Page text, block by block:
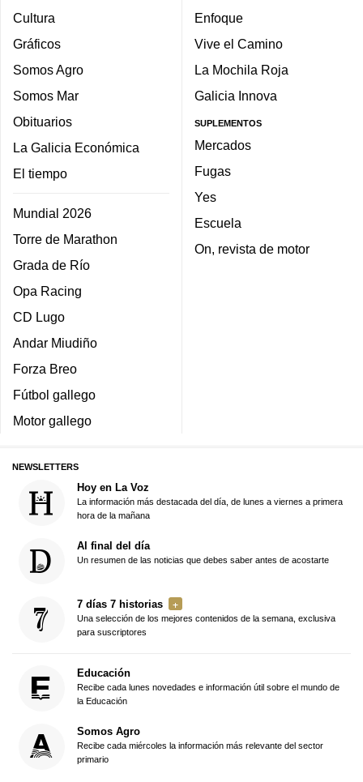
Cultura
Gráficos
Somos Agro
Somos Mar
Obituarios
La Galicia Económica
El tiempo
Mundial 2026
Torre de Marathon
Grada de Río
Opa Racing
CD Lugo
Andar Miudiño
Forza Breo
Fútbol gallego
Motor gallego
Enfoque
Vive el Camino
La Mochila Roja
Galicia Innova
SUPLEMENTOS
Mercados
Fugas
Yes
Escuela
On, revista de motor
NEWSLETTERS
Hoy en La Voz
La información más destacada del día, de lunes a viernes a primera
hora de la mañana
Al final del día
Un resumen de las noticias que debes saber antes de acostarte
7 días 7 historias
Una selección de los mejores contenidos de la semana, exclusiva
para suscriptores
Educación
Recibe cada lunes novedades e información útil sobre el mundo de
la Educación
Somos Agro
Recibe cada miércoles la información más relevante del sector
primario